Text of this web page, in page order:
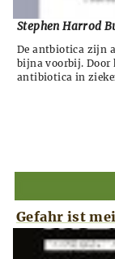
Stephen Harrod
De antbiotica zijn
bijna voorbij. Door
antibiotica in
Gefahr ist